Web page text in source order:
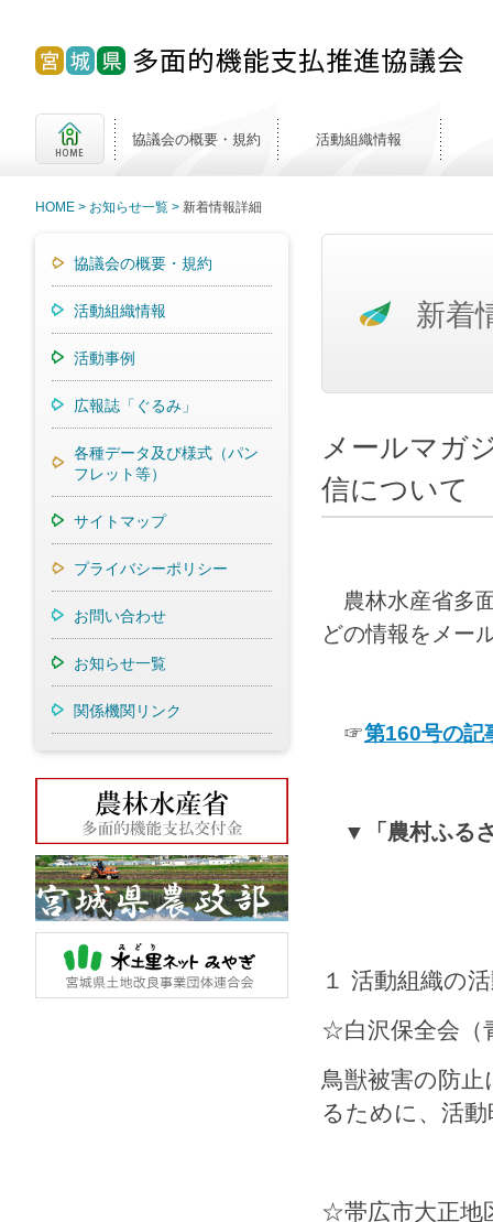
協議会の概要・規約 活動組織情報
HOME お知らせ一覧 新着情報詳細
協議会の概要・規約
活動組織情報
活動事例
広報誌「ぐるみ」
各種データ及び様式（パン
フレット等）
サイトマップ
プライバシーポリシー
お問い合わせ
お知らせ一覧
関係機関リンク
新着
メールマガ
信について
農林水産省多
どの情報をメー
☞第160号の記
▼「農村ふる
１ 活動組織の
☆白沢保全会（
鳥獣被害の防
るために、活
☆帯広市大正地